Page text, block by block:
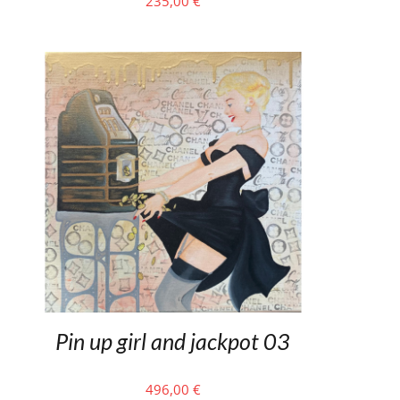
Pin up girl and jackpot 03
496,00 €